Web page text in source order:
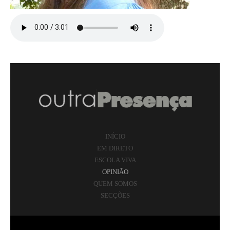
INÍCIO
EM DIRETO
ESCOLA VIVA
OPINIÃO
QUEM SOMOS
SECÇÕES